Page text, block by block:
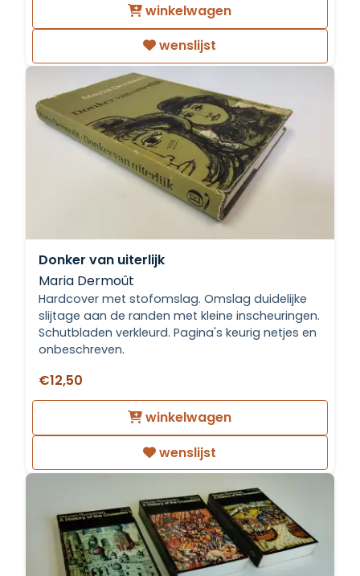
winkelwagen
wenslijst
Donker van uiterlijk
Maria Dermoût
Hardcover met stofomslag. Omslag duidelijke
slijtage aan de randen met kleine inscheuringen.
Schutbladen verkleurd. Pagina's keurig netjes en
onbeschreven.
€12,50
winkelwagen
wenslijst